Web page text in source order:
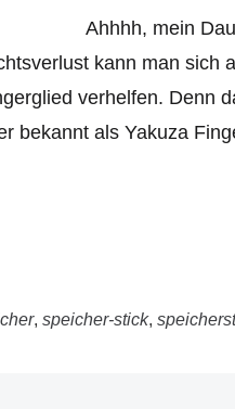
Ahhhh, mein
kann man sich
verhelfen. Denn
bekannt als Yakuza
, speicher-stick,